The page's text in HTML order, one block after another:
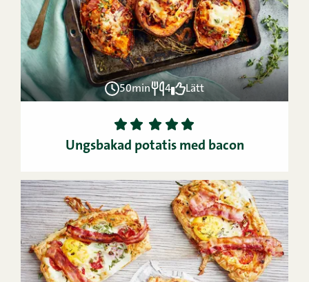
50min 4 Lätt
1 2 3 4
5
Ungsbakad potatis med bacon